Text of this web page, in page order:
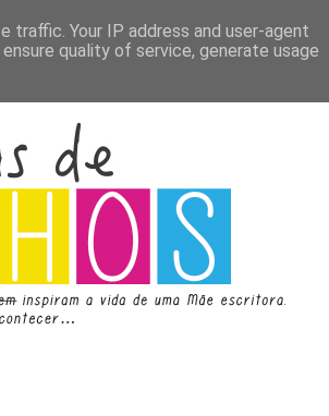
traffic. Your IP address and user-agent
quality of service, generate usage